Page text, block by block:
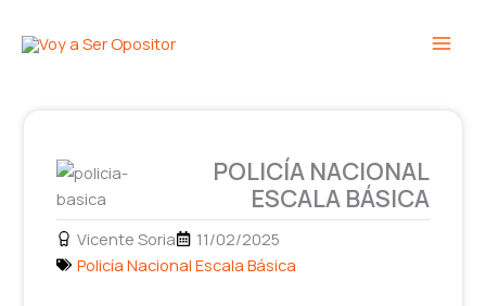
POLICÍA NACIONAL
ESCALA BÁSICA
Vicente Soria
11/02/2025
Policía Nacional Escala Básica